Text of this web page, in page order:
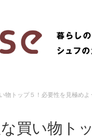
食
物トップ５！必要性を見極めよ
買い物ト